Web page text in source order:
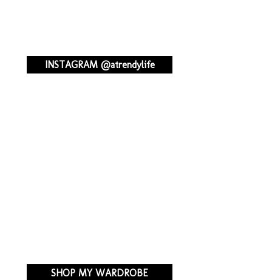
INSTAGRAM @atrendylife
SHOP MY WARDROBE